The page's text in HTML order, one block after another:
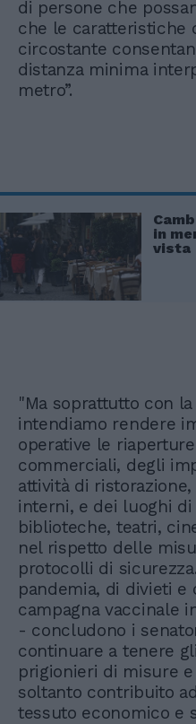
di persone che
che le caratteristiche
circostante
distanza minima
metro”.
in
vista
"Ma soprattutto con
intendiamo rendere
operative le
commerciali, degli
attività di
interni, e dei luoghi
biblioteche, teatri,
nel rispetto delle
protocolli di
pandemia, di divieti e
campagna vaccinale
- concludono i
continuare a tenere
prigionieri di misure
soltanto contribuito
tessuto economico e